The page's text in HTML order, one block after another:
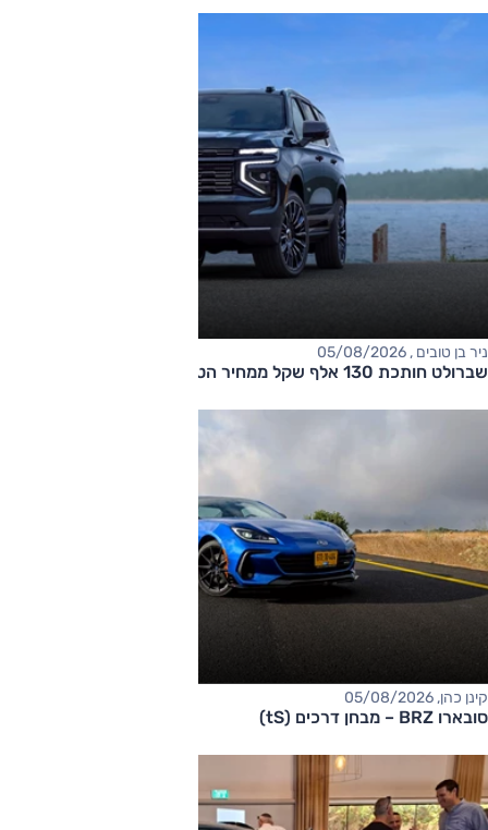
ניר בן טובים , 05/08/2026
שברולט חותכת 130 אלף שקל ממחיר הטאהו
קינן כהן, 05/08/2026
סובארו BRZ – מבחן דרכים (tS)